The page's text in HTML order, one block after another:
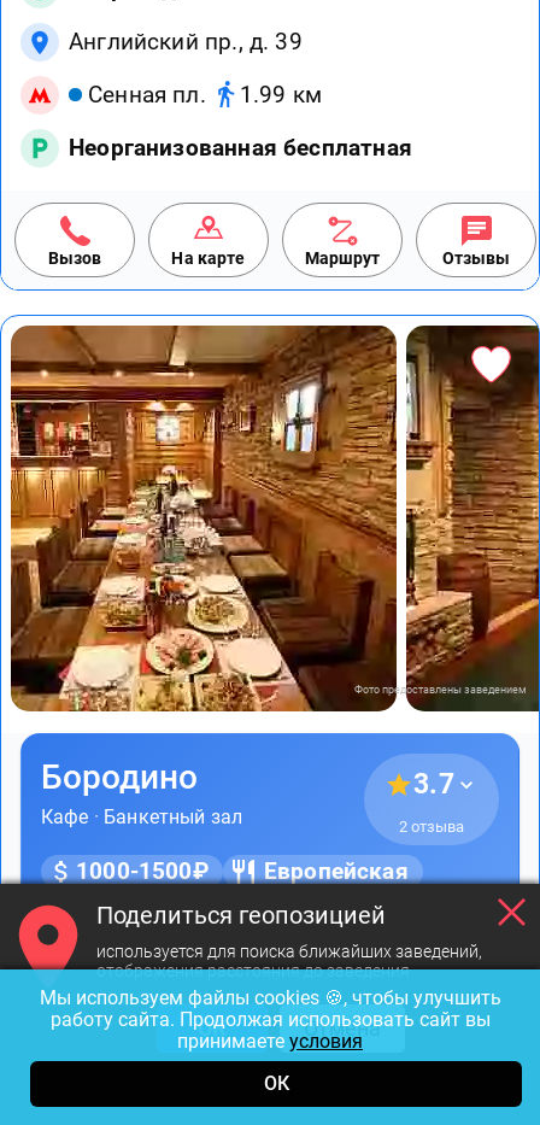
Английский пр., д. 39
Сенная пл.
1.99 км
Неорганизованная бесплатная
Вызов На карте Маршрут Отзывы
Фото предоставлены заведением
Бородино
Кафе · Банкетный зал
3.7
2 отзыва
1000-1500₽ Европейская
Открыт до 24:00
Лермонтовский пр., д. 50
Балтийская
599 м
Неорганизованная бесплатная
Поделиться геопозицией
используется для поиска ближайших заведений,
отображения расстояния до заведения
ОК Отмена
Мы используем файлы cookies 🍪, чтобы улучшить
работу сайта. Продолжая использовать сайт вы
принимаете условия
ОК